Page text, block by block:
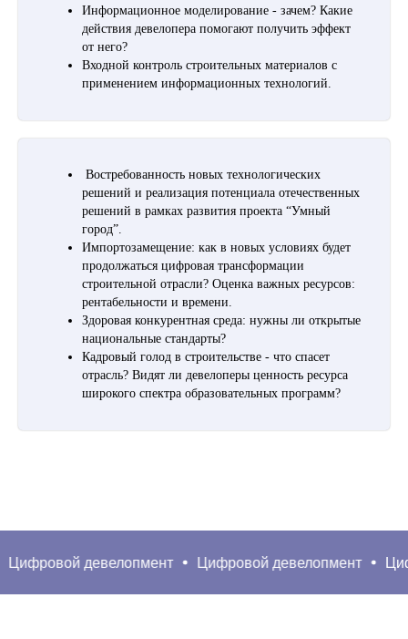
Информационное моделирование - зачем? Какие
действия девелопера помогают получить эффект
от него?
Входной контроль строительных материалов с
применением информационных технологий.
Востребованность новых технологических
решений и реализация потенциала отечественных
решений в рамках развития проекта “Умный
город”.
Импортозамещение: как в новых условиях будет
продолжаться цифровая трансформации
строительной отрасли? Оценка важных ресурсов:
рентабельности и времени.
Здоровая конкурентная среда: нужны ли открытые
национальные стандарты?
Кадровый голод в строительстве - что спасет
отрасль? Видят ли девелоперы ценность ресурса
широкого спектра образовательных программ?
девелопмент Цифровой девелопмент Цифровой